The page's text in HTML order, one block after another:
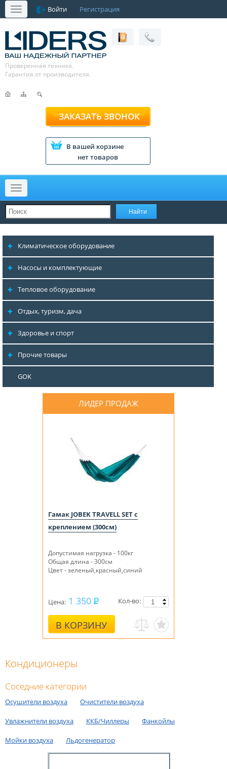
Меню Войти Регистрация
Проверенная техника.
Гарантия от производителя.
ЗАКАЗАТЬ ЗВОНОК
В вашей корзине
нет товаров
Меню
Климатическое оборудование
Насосы и комплектующие
Тепловое оборудование
Отдых, туризм, дача
Здоровье и спорт
Прочие товары
GOK
ЛИДЕР ПРОДАЖ
Гамак JOBEK TRAVELL SET с
креплением (300см)
Допустимая нагрузка - 100кг
Общая длина - 300см
Цвет - зеленый,красный,синий
Цена: 1 350
В КОРЗИНУ
Кол-во:
Кондиционеры
Соседние категории
Осушители воздуха Очистители воздуха
Увлажнители воздуха ККБ/Чиллеры Фанкойлы
Мойки воздуха Льдогенератор